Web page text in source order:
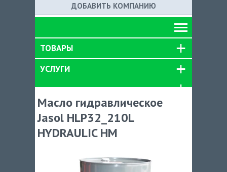
ДОБАВИТЬ КОМПАНИЮ
ТОВАРЫ
УСЛУГИ
Масло гидравлическое
Jasol HLP32_210L
HYDRAULIC HM